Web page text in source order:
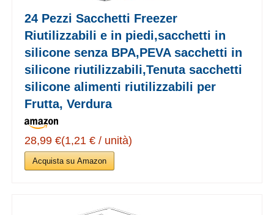
24 Pezzi Sacchetti Freezer
Riutilizzabili e in piedi,sacchetti in
silicone senza BPA,PEVA sacchetti in
silicone riutilizzabili,Tenuta sacchetti
silicone alimenti riutilizzabili per
Frutta, Verdura
28,99 €(1,21 € / unità)
Acquista su Amazon